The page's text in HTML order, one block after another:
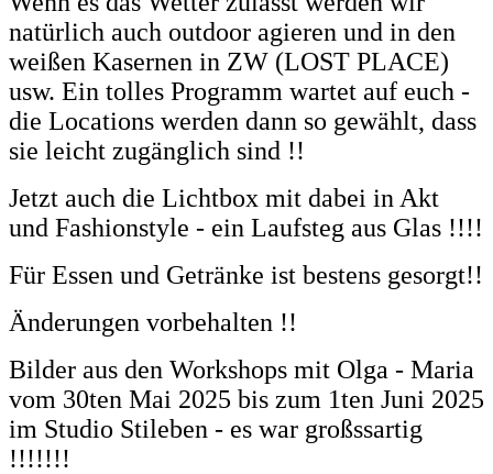
natürlich auch outdoor agieren und in den
weißen Kasernen in ZW (LOST PLACE)
usw. Ein tolles Programm wartet auf euch -
die Locations werden dann so gewählt, dass
sie leicht zugänglich sind !!
Jetzt auch die Lichtbox mit dabei in Akt
und Fashionstyle - ein Laufsteg aus Glas !!!!
Für Essen und Getränke ist bestens gesorgt!!
Änderungen vorbehalten !!
Bilder aus den Workshops mit Olga - Maria
vom 30ten Mai 2025 bis zum 1ten Juni 2025
im Studio Stileben - es war großssartig
!!!!!!!